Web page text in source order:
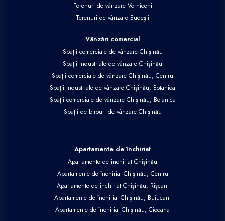
Terenuri de vânzare Vorniceni
Terenuri de vânzare Budești
Vânzări comercial
Spații comerciale de vânzare Chișinău
Spații industriale de vânzare Chișinău
Spații comerciale de vânzare Chișinău, Centru
Spații industriale de vânzare Chișinău, Botanica
Spații comerciale de vânzare Chișinău, Botanica
Spații de birouri de vânzare Chișinău
Apartamente de închiriat
Apartamente de închiriat Chișinău
Apartamente de închiriat Chișinău, Centru
Apartamente de închiriat Chișinău, Rîșcani
Apartamente de închiriat Chișinău, Buiucani
Apartamente de închiriat Chișinău, Ciocana